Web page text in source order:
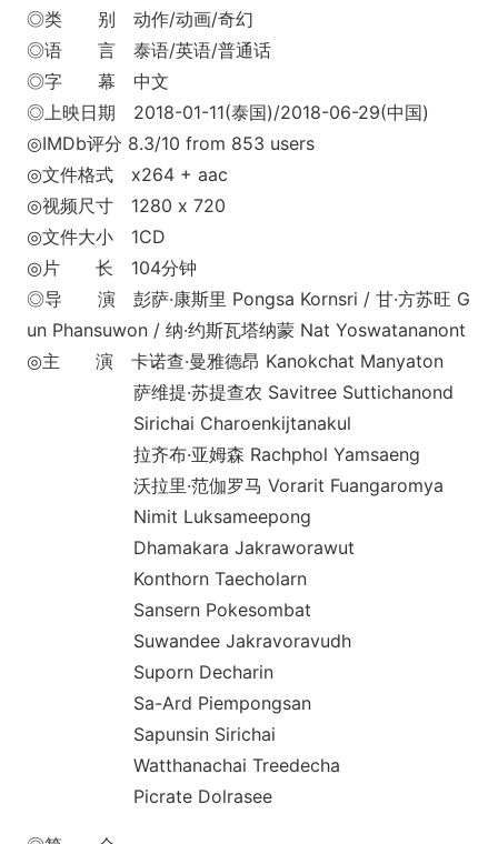
◎类 别 动作/动画/奇幻
◎语 言 泰语/英语/普通话
◎字 幕 中文
◎上映日期 2018-01-11(泰国)/2018-06-29(中国)
◎IMDb评分 8.3/10 from 853 users
◎文件格式 x264 + aac
◎视频尺寸 1280 x 720
◎文件大小 1CD
◎片 长 104分钟
◎导 演 彭萨·康斯里 Pongsa Kornsri / 甘·方苏旺 G
un Phansuwon / 纳·约斯瓦塔纳蒙 Nat Yoswatananont
◎主 演 卡诺查·曼雅德昂 Kanokchat Manyaton
萨维提·苏提查农 Savitree Suttichanond
Sirichai Charoenkijtanakul
拉齐布·亚姆森 Rachphol Yamsaeng
沃拉里·范伽罗马 Vorarit Fuangaromya
Nimit Luksameepong
Dhamakara Jakraworawut
Konthorn Taecholarn
Sansern Pokesombat
Suwandee Jakravoravudh
Suporn Decharin
Sa-Ard Piempongsan
Sapunsin Sirichai
Watthanachai Treedecha
Picrate Dolrasee